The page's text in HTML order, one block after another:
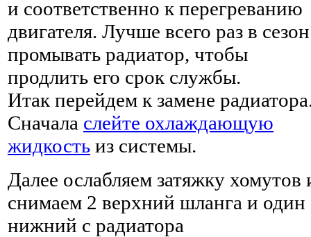
и соответственно к перегреванию
двигателя. Лучше всего раз в сезон
промывать радиатор, чтобы
продлить его срок службы.
Итак перейдем к замене
Сначала слейте охлаждающую
жидкость из системы.
Далее ослабляем затяжку хомутов
снимаем 2 верхний шланга и один
нижний с радиатора